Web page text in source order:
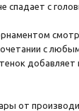
спадает с
с
от